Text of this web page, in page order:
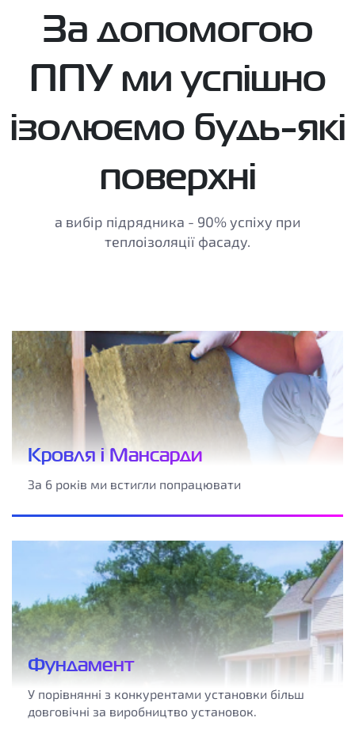
За допомогою
ППУ ми успішно
ізолюємо будь-які
поверхні
а вибір підрядника - 90% успіху при
теплоізоляції фасаду.
Кровля і Мансарди
За 6 років ми встигли попрацювати
Фундамент
У порівнянні з конкурентами установки більш
довговічні за виробництво установок.